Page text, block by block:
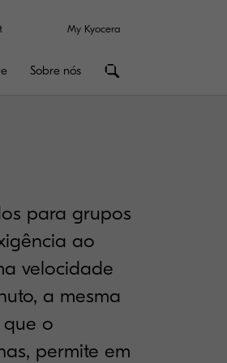
My Kyocera
Sobre nós
para grupos
ao
velocidade
a mesma
o
permite em